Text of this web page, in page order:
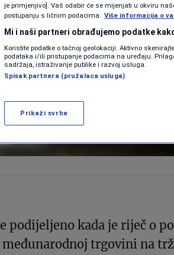
podijeljeno kada je riječ o
međunarodnoj trgovini na
je primjenjivo]. Vaš odabir će se mijenjati u okviru
postupanju s ličnim podacima. Više informacija o
Mi i naši partneri obrađujemo podatke
Koristite podatke o tačnoj geolokaciji. Aktivno
podataka i/ili pristupanje podacima na uređaju.
sadržaja, istraživanje publike i razvoj usluga.
Spisak partnera (pružalaca usluga)
Prikaži svrhe